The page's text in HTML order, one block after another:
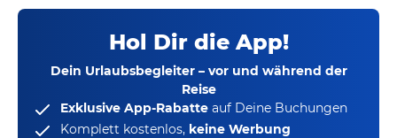
Hol Dir die App!
Dein Urlaubsbegleiter – vor und während der
Reise
Exklusive App-Rabatte auf Deine Buchungen
Komplett kostenlos, keine Werbung